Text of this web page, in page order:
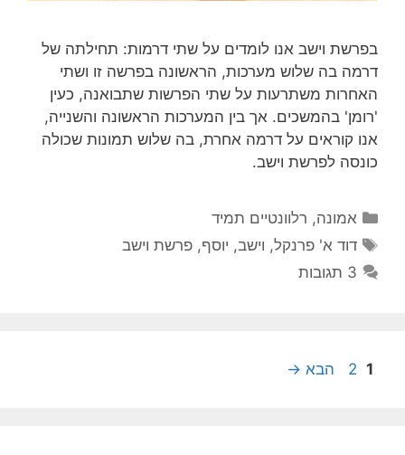
בפרשת וישב אנו לומדים על שתי דרמות: תחילתה של
דרמה בה שלוש מערכות, הראשונה בפרשה זו ושתי
האחרות משתרעות על שתי הפרשות שתבואנה, כעין
'רומן' בהמשכים. אך בין המערכות הראשונה והשנייה,
אנו קוראים על דרמה אחרת, בה שלוש תמונות שכולה
כונסה לפרשת וישב.
קטגוריות
אמונה, רלוונטיים תמיד
תגיות
דוד א' פרנקל, וישב, יוסף,פרשת וישב
3 תגובות
עמוד
1 עמוד
2 הבא →